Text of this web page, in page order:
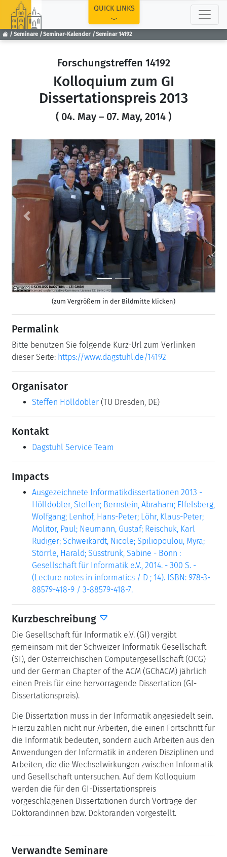
Seminare Seminar-Kalender Seminar 14192
QUICK LINKS
Forschungstreffen 14192
Kolloquium zum GI
Dissertationspreis 2013
( 04. May – 07. May, 2014 )
Previous Next
(zum Vergrößern in der Bildmitte klicken)
Permalink
Bitte benutzen Sie folgende Kurz-Url zum Verlinken
dieser Seite: https://www.dagstuhl.de/14192
Organisator
Steffen Hölldobler (TU Dresden, DE)
Kontakt
Dagstuhl Service Team
Impacts
Ausgezeichnete Informatikdissertationen 2013 -
Hölldobler, Steffen; Bernstein, Abraham; Effelsberg,
Wolfgang; Lenhof, Hans-Peter; Löhr, Klaus-Peter;
Molitor, Paul; Neumann, Gustaf; Reischuk, Karl
Rüdiger; Schweikardt, Nicole; Spiliopoulou, Myra;
Störrle, Harald; Süsstrunk, Sabine - Bonn :
Gesellschaft für Informatik e.V., 2014. - 300 S. -
(Lecture notes in informatics / D ; 14). ISBN: 978-3-
88579-418-9 / 3-88579-418-7.
Kurzbeschreibung
Die Gesellschaft für Informatik e.V. (GI) vergibt
gemeinsam mit der Schweizer Informatik Gesellschaft
(SI), der Österreichischen Computergesellschaft (OCG)
und der German Chapter of the ACM (GChACM) jährlich
einen Preis für eine hervorragende Dissertation (GI-
Dissertationspreis).
Die Dissertation muss in der Informatik angesiedelt sein.
Hierzu zählen nicht nur Arbeiten, die einen Fortschritt für
die Informatik bedeuten, sondern auch Arbeiten aus den
Anwendungen der Informatik in anderen Disziplinen und
Arbeiten, die die Wechselwirkungen zwischen Informatik
und Gesellschaft untersuchen. Auf dem Kolloquium
werden die für den GI-Dissertationspreis
vorgeschlagenen Dissertationen durch Vorträge der
Doktorandinnen bzw. Doktoranden vorgestellt.
Verwandte Seminare